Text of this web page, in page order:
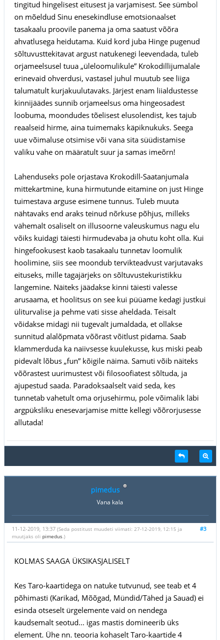
tingitud hingelisest eitusest ja varjamisest. See sümbol
on mõeldud Sinu enesekindluse emotsionaalset
tasakaalu proovile panema ja oma saatust võõra
ahvatlusega heidutama. Kuid kord juba Hinge pugenud
sõltuvusttekitavat argust natukenegi leevendada, tuleb
orjameelsusel tuua „üleloomulikule” Krokodillijumalale
erinevaid ohverdusi, vastasel juhul muutub see liiga
talumatult kurjakuulutavaks. Järjest enam liialdustesse
kinnijäädes sunnib orjameelsus oma hingeosadest
loobuma, moondudes tõelisest elusolendist, kes tajub
reaalseid hirme, aina tuimemaks käpiknukuks. Seega
uue võimaluse otsimise või vana sita süüdistamise
valiku vahe on määratult suur ja samas imeõrn!
Lahenduseks pole orjastava Krokodill-Saatanjumala
mittekartmine, kuna hirmutunde eitamine on just Hinge
tuimestava arguse esimene tunnus. Tuleb muuta
nähtavaks end araks teinud nõrkuse põhjus, milleks
vähemalt osaliselt on illusoorne valeuskumus nagu elu
võiks kuidagi täiesti hirmudevaba ja ohutu koht olla. Kui
hingefookusest kaob tasakaalu tunnetav loomulik
hoolimine, siis see moondub tervikteadvust varjutavaks
eituseks, mille tagajärjeks on sõltuvustekuristikku
langemine. Näiteks jäädakse kinni täiesti valesse
arusaama, et hoolitsus on see kui püüame kedagi justkui
üliturvalise ja pehme vati sisse aheldada. Teisalt
võidakse midagi nii tugevalt jumaldada, et ollakse
sunnitud alalõpmata võõrast võitlust pidama. Saab
klammerduda ka naiivsesse kuulekusse, kus miski peab
pidevalt lõbus „fun” kõigile näima. Samuti võib näiteks
võõrastest uurimustest või filosoofiatest sõltuda, ja
ajupestud saada. Paradoksaalselt vaid seda, kes
tunnetab vahetult oma orjusehirmu, pole võimalik läbi
argpüksliku enesevarjamise mitte kellegi võõrorjusesse
allutada!
pimedus
Vana kala
#3
11-12-2019, 13:37 (Seda postitust muudeti viimati: 27-12-2019, 12:15 ja
muutjaks oli pimedus.)
KOLMAS SAAGA ÜKSIKASJALISELT
Kes Taro-kaartidega on natuke tutvunud, see teab et 4
põhimasti (Karikad, Mõõgad, Mündid/Tähed ja Sauad) ei
esinda otseselt ürgelemente vaid on nendega
kaudsemalt seotud... igas mastis domineerib üks
element. Ühe nn. teooria kohaselt Taro-kaartide 4